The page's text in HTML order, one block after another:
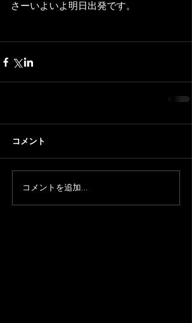
さーいよいよ明日出発です。
コメント
コメントを追加…